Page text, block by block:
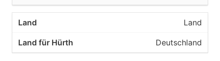
Land
Deutschland